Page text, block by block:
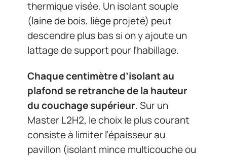
thermique visée. Un isolant souple
(laine de bois, liège projeté) peut
descendre plus bas si on y ajoute un
lattage de support pour l’habillage.
Chaque centimètre d’isolant au
plafond se retranche de la hauteur
du couchage supérieur. Sur un
Master L2H2, le choix le plus courant
consiste à limiter l’épaisseur au
pavillon (isolant mince multicouche ou